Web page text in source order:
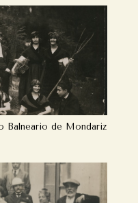
Balneario de Mondariz